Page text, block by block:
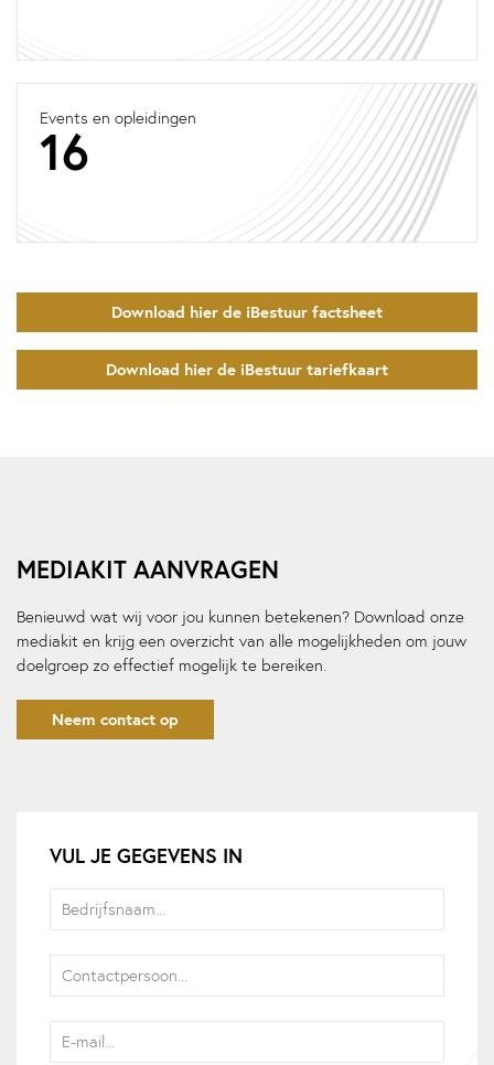
Events en opleidingen
16
Download hier de iBestuur factsheet
Download hier de iBestuur tariefkaart
MEDIAKIT AANVRAGEN
Benieuwd wat wij voor jou kunnen betekenen? Download onze
mediakit en krijg een overzicht van alle mogelijkheden om jouw
doelgroep zo effectief mogelijk te bereiken.
Neem contact op
VUL JE GEGEVENS IN